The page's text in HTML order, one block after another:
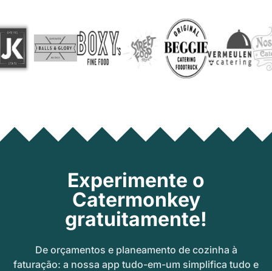
Experimente o
Catermonkey
gratuitamente!
De orçamentos e planeamento de cozinha à
faturação: a nossa app tudo-em-um simplifica tudo e